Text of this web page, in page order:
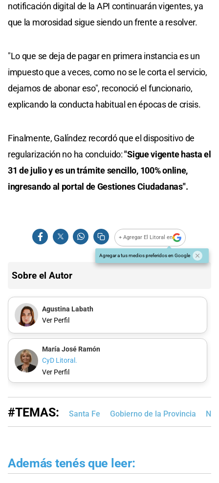
notificación digital de la API continuarán vigentes, ya
que la morosidad sigue siendo un frente a resolver.
"Lo que se deja de pagar en primera instancia es un
impuesto que a veces, como no se le corta el servicio,
dejamos de abonar eso", reconoció el funcionario,
explicando la conducta habitual en épocas de crisis.
Finalmente, Galíndez recordó que el dispositivo de
regularización no ha concluido:"Sigue vigente hasta el
31 de julio y es un trámite sencillo, 100% online,
ingresando al portal de Gestiones Ciudadanas".
+ Agregar El Litoral en
Agregar a tus medios preferidos en Google
Sobre el Autor
Agustina Labath
Ver Perfil
María José Ramón
CyD Litoral.
Ver Perfil
#TEMAS: Santa Fe Gobierno de la Provincia
Además tenés que leer: